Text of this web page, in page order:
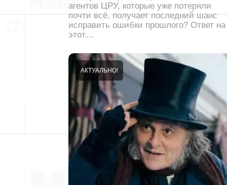
агентов ЦРУ, которые уже потеряли
почти всё, получает последний шанс
исправить ошибки прошлого? Ответ на
этот…
АКТУАЛЬНО!